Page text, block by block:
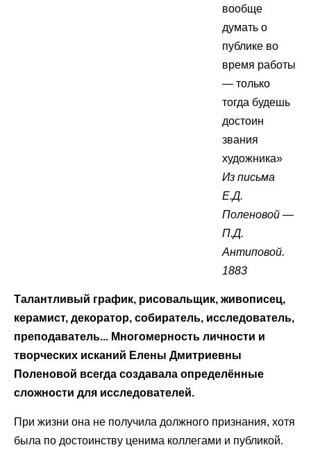
вообще
думать о
публике во
время работы
— только
тогда будешь
достоин
звания
художника»
Из письма
Е.Д.
Поленовой —
П.Д.
Антиповой.
1883
Талантливый график, рисовальщик, живописец,
керамист, декоратор, собиратель, исследователь,
преподаватель... Многомерность личности и
творческих исканий Елены Дмитриевны
Поленовой всегда создавала определённые
сложности для исследователей.
При жизни она не получила должного признания, хотя
была по достоинству ценима коллегами и публикой.